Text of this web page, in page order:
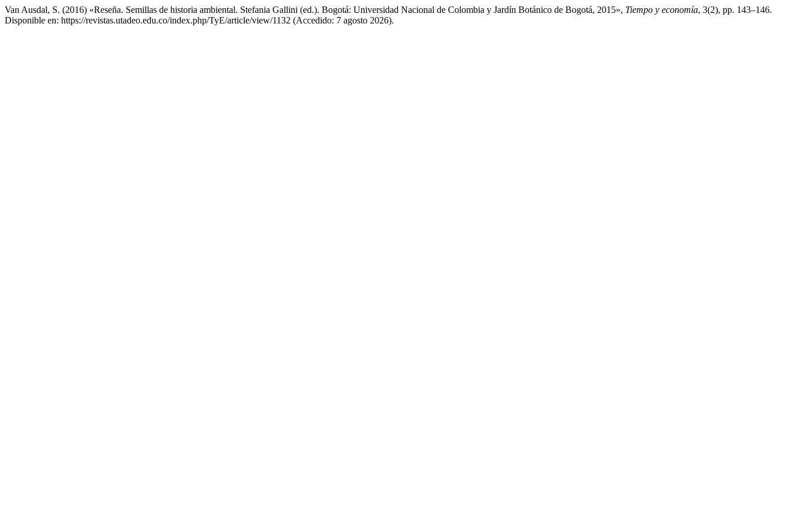
Van Ausdal, S. (2016) «Reseña. Semillas de historia ambiental. Stefania Gallini (ed.). Bogotá: Universidad Nacional de Colombia y Jardín Botánico de Bogotá, 2015», Tiempo y economía, 3(2), pp. 143–146.
Disponible en: https://revistas.utadeo.edu.co/index.php/TyE/article/view/1132 (Accedido: 7 agosto 2026).